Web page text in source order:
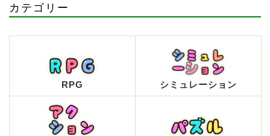
カテゴリー
RPG シミュレーション